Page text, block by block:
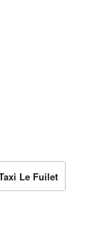
Le Fuilet